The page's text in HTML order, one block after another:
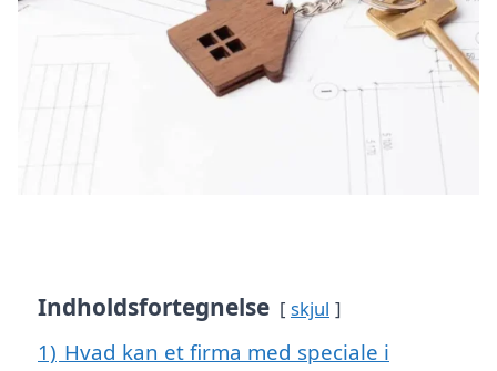
Indholdsfortegnelse skjul
1) Hvad kan et firma med speciale i